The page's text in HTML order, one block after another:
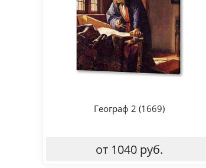
Географ 2 (1669)
от 1040 руб.